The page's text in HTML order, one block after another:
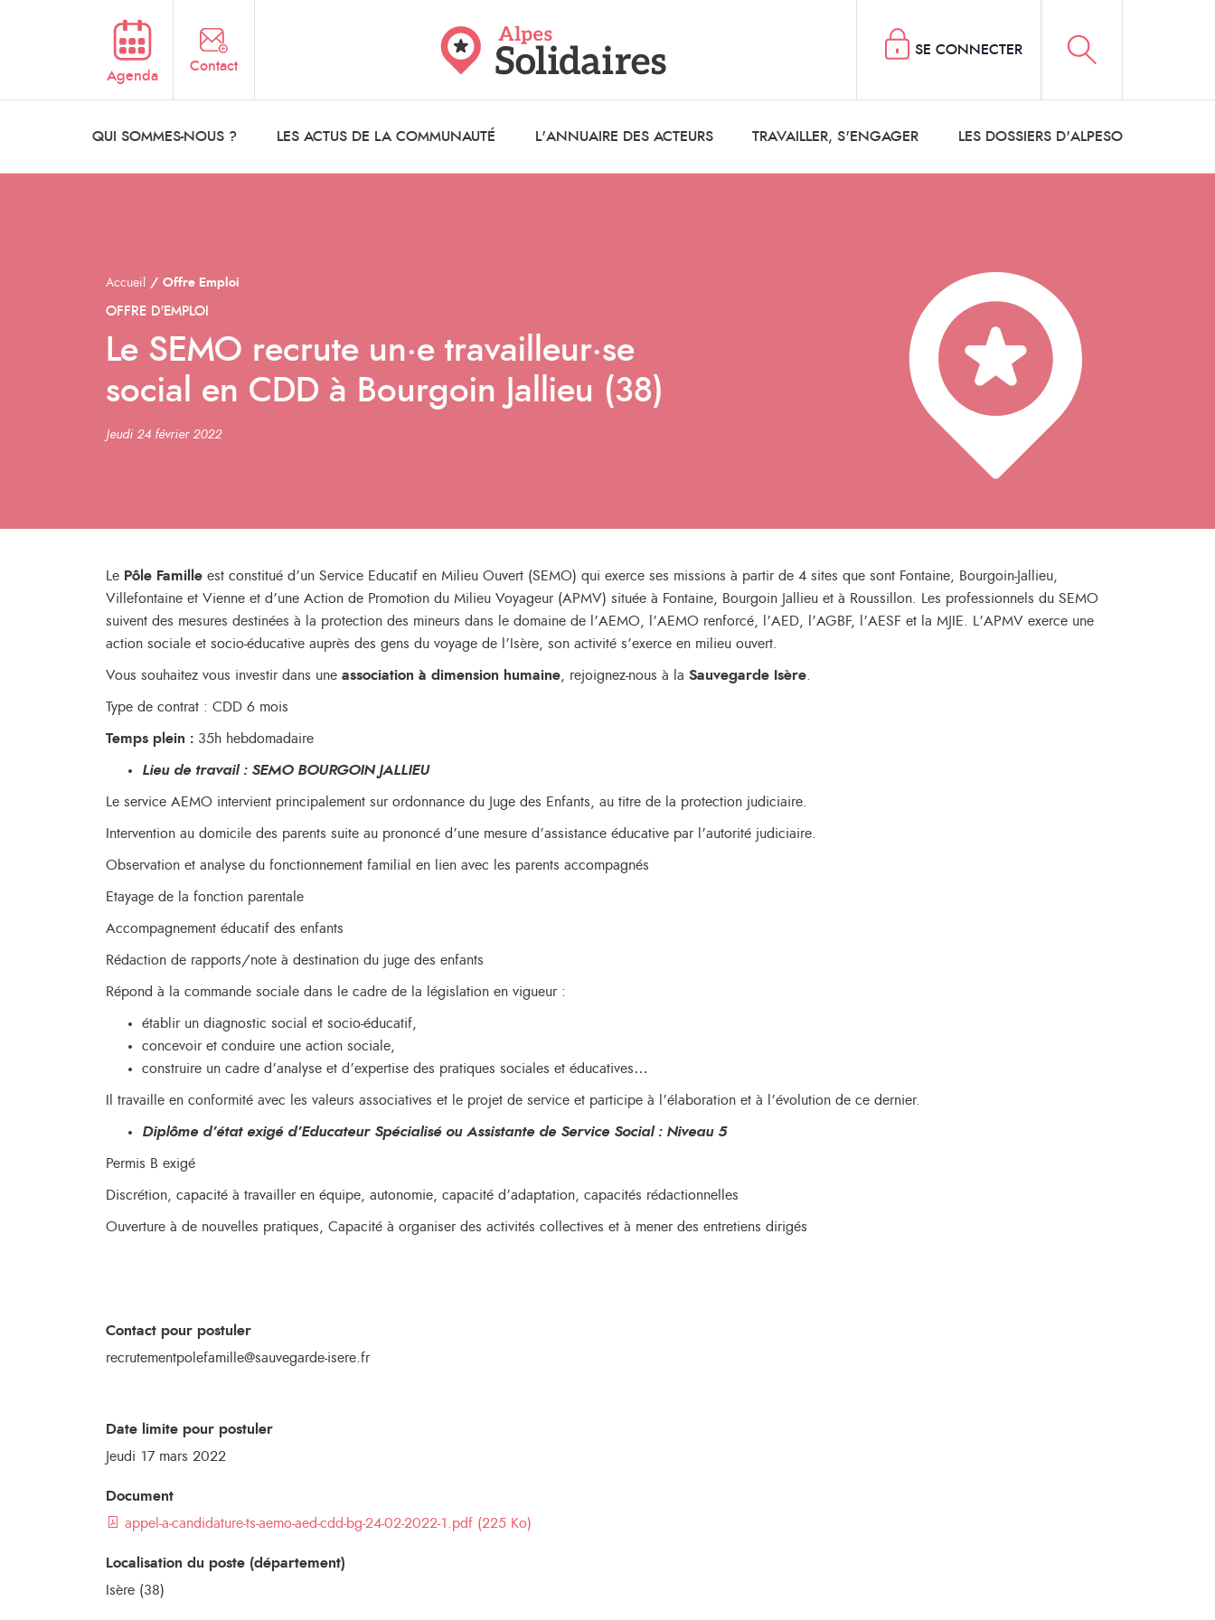
Agenda
Contact
QUI SOMMES-NOUS ? LES ACTUS DE LA COMMUNAUTÉ L'ANNUAIRE DES ACTEURS TRAVAILLER, S'ENGAGER LES DOSSIERS D'ALPESO
SE CONNECTER
Accueil Offre Emploi
OFFRE D'EMPLOI
Le SEMO recrute un·e travailleur·se
social en CDD à Bourgoin Jallieu (38)
Jeudi 24 février 2022
Le Pôle Famille est constitué d’un Service Educatif en Milieu Ouvert (SEMO) qui exerce ses missions à partir de 4 sites que sont Fontaine, Bourgoin-Jallieu,
Villefontaine et Vienne et d’une Action de Promotion du Milieu Voyageur (APMV) située à Fontaine, Bourgoin Jallieu et à Roussillon. Les professionnels du SEMO
suivent des mesures destinées à la protection des mineurs dans le domaine de l’AEMO, l’AEMO renforcé, l’AED, l’AGBF, l’AESF et la MJIE. L’APMV exerce une
action sociale et socio-éducative auprès des gens du voyage de l’Isère, son activité s’exerce en milieu ouvert.
Vous souhaitez vous investir dans une association à dimension humaine , rejoignez-nous à la Sauvegarde Isère
Type de contrat : CDD 6 mois
Temps plein : 35h hebdomadaire
Lieu de travail : SEMO BOURGOIN JALLIEU
Le service AEMO intervient principalement sur ordonnance du Juge des Enfants, au titre de la protection judiciaire.
Intervention au domicile des parents suite au prononcé d’une mesure d’assistance éducative par l’autorité judiciaire.
Observation et analyse du fonctionnement familial en lien avec les parents accompagnés
Etayage de la fonction parentale
Accompagnement éducatif des enfants
Rédaction de rapports/note à destination du juge des enfants
Répond à la commande sociale dans le cadre de la législation en vigueur :
établir un diagnostic social et socio-éducatif,
concevoir et conduire une action sociale,
construire un cadre d’analyse et d’expertise des pratiques sociales et éducatives…
Il travaille en conformité avec les valeurs associatives et le projet de service et participe à l’élaboration et à l’évolution de ce dernier.
Diplôme d’état exigé d’Educateur Spécialisé ou Assistante de Service Social : Niveau 5
Permis B exigé
Discrétion, capacité à travailler en équipe, autonomie, capacité d’adaptation, capacités rédactionnelles
Ouverture à de nouvelles pratiques, Capacité à organiser des activités collectives et à mener des entretiens dirigés
Contact pour postuler
recrutementpolefamille@sauvegarde-isere.fr
Date limite pour postuler
Jeudi 17 mars 2022
Document
appel-a-candidature-ts-aemo-aed-cdd-bg-24-02-2022-1.pdf (225 Ko)
Localisation du poste (département)
Isère (38)